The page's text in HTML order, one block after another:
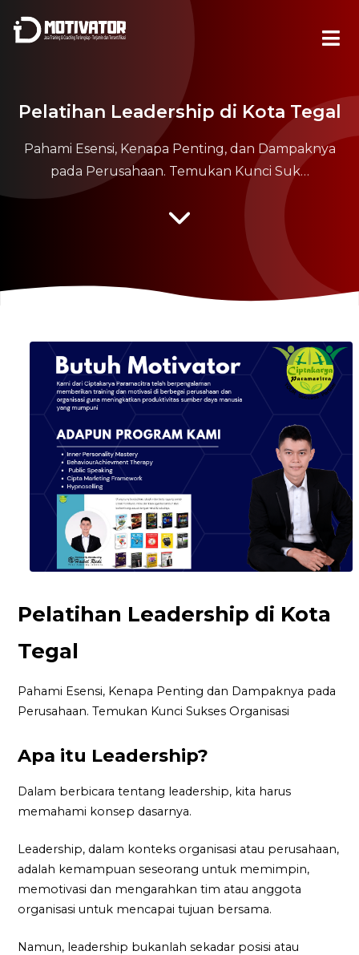
Pelatihan Leadership di Kota Tegal
Pahami Esensi, Kenapa Penting, dan Dampaknya
pada Perusahaan. Temukan Kunci Suk…
Pelatihan Leadership di Kota
Tegal
Pahami Esensi, Kenapa Penting dan Dampaknya pada
Perusahaan. Temukan Kunci Sukses Organisasi
Apa itu Leadership?
Dalam berbicara tentang leadership, kita harus
memahami konsep dasarnya.
Leadership, dalam konteks organisasi atau perusahaan,
adalah kemampuan seseorang untuk memimpin,
memotivasi dan mengarahkan tim atau anggota
organisasi untuk mencapai tujuan bersama.
Namun, leadership bukanlah sekadar posisi atau